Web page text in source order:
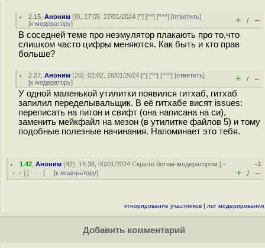
2.15 ,Аноним (9), 17:05, 27/01/2024 [^] [^^] [^^^] [ответить]
[к модератору] + / –
В соседней теме про неэмулятор плакають про то,что
слишком часто цифры меняются. Как быть и кто прав
больше?
2.27 ,Аноним (26), 02:02, 28/01/2024 [^] [^^] [^^^] [ответить]
[к модератору] + / –
У одной маленькой утилитки появился гитхаб, гитхаб
запилил переделывальщик. В её гитхабе висят issues:
переписать на питон и свифт (она написана на си),
заменить мейкфайл на мезон (в утилитке файлов 5) и тому
подобные полезные начинания. Напоминает это тебя.
1.42 ,Аноним (42), 16:38, 30/01/2024Скрыто ботом-модератором [ ﹢
﹢﹢ ] [ · · · ] [к модератору]
–1
+ / –
игнорирование участников | лог модерирования
Добавить комментарий